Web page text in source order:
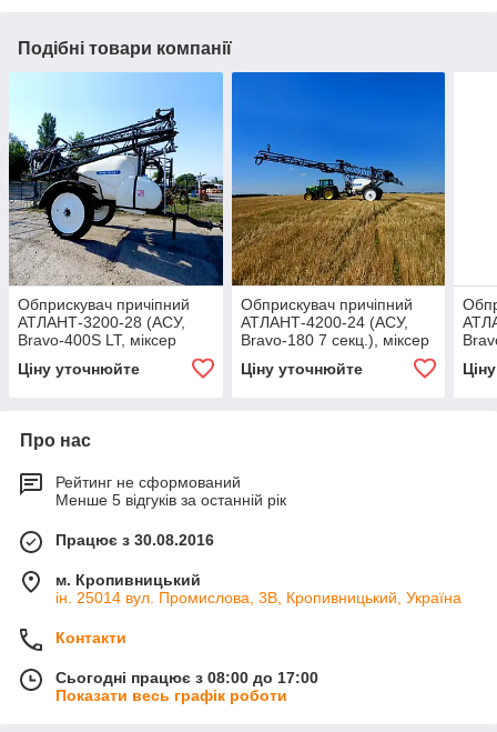
Подібні товари компанії
Обприскувач причіпний
АТЛАНТ-3200-28 (АСУ,
Bravo-400S LT, міксер
панель управл.)
Ціну уточнюйте
Обприскувач причіпний
АТЛАНТ-4200-24 (АСУ,
Bravo-180 7 секц.), міксер
панель управл.)
Ціну уточнюйте
Про нас
Рейтинг не сформований
Менше 5 відгуків за останній рік
Працює з 30.08.2016
м. Кропивницький
ін. 25014 вул. Промислова, 3В, Кропивницький, Україна
Контакти
Сьогодні працює з 08:00 до 17:00
Показати весь графік роботи